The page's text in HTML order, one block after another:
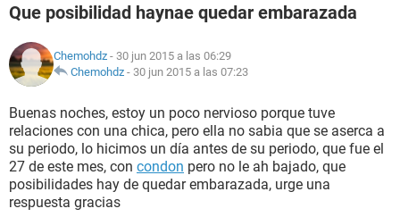
FAMILIA
NUTRICIÓN
BIENESTAR
SEXUALIDAD
GLOSARIO
Que posibilidad haynae quedar embarazada
Chemohdz - 30 jun 2015 a las 06:29
Chemohdz - 30 jun 2015 a las 07:23
Buenas noches, estoy un poco nervioso porque tuve
relaciones con una chica, pero ella no sabia que se aserca a
su periodo, lo hicimos un día antes de su periodo, que fue el
27 de este mes, con condon pero no le ah bajado, que
posibilidades hay de quedar embarazada, urge una
respuesta gracias